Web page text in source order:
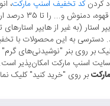
کردنکد تخفیف اسنپ مارکت،
گرم شامل چای، قهوه،
استار (به غیر از هایپر
دسترسی به این محصولات با
بر روی بنر "نوشیدنی‌های گرم"
اسنپ مارکت امکان‌پذیر است.
بر روی "خرید کنید" کلیک